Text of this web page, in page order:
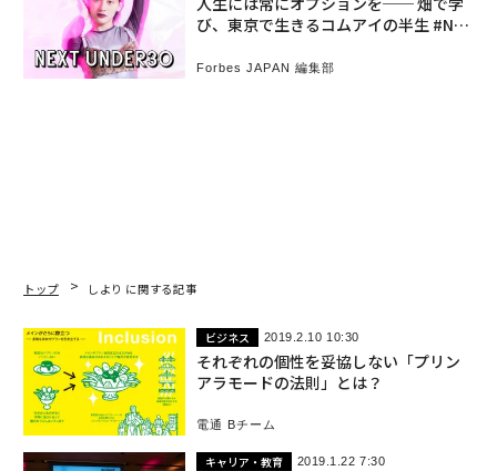
び、東京で生きるコムアイの半生 #NEX
Forbes JAPAN 編集部
トップ しより に関する記事
ビジネス 2019.2.10 10:30
それぞれの個性を妥協しない「プリン
アラモードの法則」とは？
電通 Bチーム
キャリア・教育 2019.1.22 7:30